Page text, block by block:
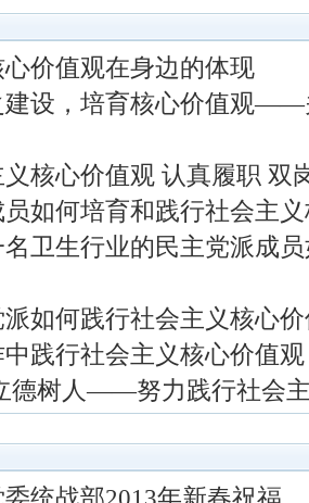
价值观在身边的体现
建设，培育核心价值观――
核心价值观 认真履职 双
如何培育和践行社会主
卫生行业的民主党派成
如何践行社会主义核心
践行社会主义核心价值观
德树人——努力践行社会